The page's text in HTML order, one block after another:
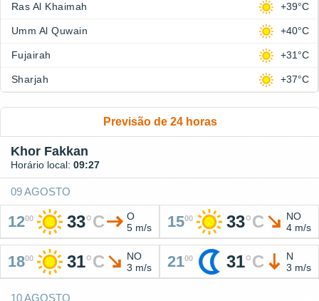
Ras Al Khaimah +39°C
Umm Al Quwain +40°C
Fujairah +31°C
Sharjah +37°C
Previsão de 24 horas
Khor Fakkan
Horário local: 09:27
09 AGOSTO
1200 33°C
O
5 m/s
1500 33°C
NO
4 m/s
1800 31°C
NO
3 m/s
2100 31°C
N
3 m/s
10 AGOSTO